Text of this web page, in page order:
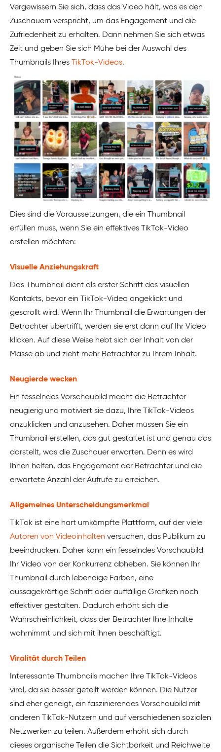
Vergewissern Sie sich, dass das Video hält, was es den
Zuschauern verspricht, um das Engagement und die
Zufriedenheit zu erhalten. Dann nehmen Sie sich etwas
Zeit und geben Sie sich Mühe bei der Auswahl des
Thumbnails Ihres
TikTok-Videos.
Dies sind die Voraussetzungen, die ein Thumbnail
erfüllen muss, wenn Sie ein effektives TikTok-Video
erstellen möchten:
Visuelle Anziehungskraft
Das Thumbnail dient als erster Schritt des visuellen
Kontakts, bevor ein TikTok-Video angeklickt und
gescrollt wird. Wenn Ihr Thumbnail die Erwartungen der
Betrachter übertrifft, werden sie erst dann auf Ihr Video
klicken. Auf diese Weise hebt sich der Inhalt von der
Masse ab und zieht mehr Betrachter zu Ihrem Inhalt.
Neugierde wecken
Ein fesselndes Vorschaubild macht die Betrachter
neugierig und motiviert sie dazu, Ihre TikTok-Videos
anzuklicken und anzusehen. Daher müssen Sie ein
Thumbnail erstellen, das gut gestaltet ist und genau das
darstellt, was die Zuschauer erwarten. Denn es wird
Ihnen helfen, das Engagement der Betrachter und die
erwartete Anzahl der Aufrufe zu erreichen.
Allgemeines Unterscheidungsmerkmal
TikTok ist eine hart umkämpfte Plattform, auf der viele
Autoren von Videoinhalten versuchen, das Publikum zu
beeindrucken. Daher kann ein fesselndes Vorschaubild
Ihr Video von der Konkurrenz abheben. Sie können Ihr
Thumbnail durch lebendige Farben, eine
aussagekräftige Schrift oder auffällige Grafiken noch
effektiver gestalten. Dadurch erhöht sich die
Wahrscheinlichkeit, dass der Betrachter Ihre Inhalte
wahrnimmt und sich mit ihnen beschäftigt.
Viralität durch Teilen
Interessante Thumbnails machen Ihre TikTok-Videos
viral, da sie besser geteilt werden können. Die Nutzer
sind eher geneigt, ein faszinierendes Vorschaubild mit
anderen TikTok-Nutzern und auf verschiedenen sozialen
Netzwerken zu teilen. Außerdem erhöht sich durch
dieses organische Teilen die Sichtbarkeit und Reichweite